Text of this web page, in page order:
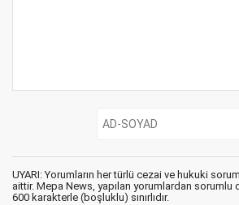
UYARI: Yorumların her türlü cezai ve hukuki
aittir. Mepa News, yapılan yorumlardan sorumlu
600 karakterle (boşluklu) sınırlıdır.